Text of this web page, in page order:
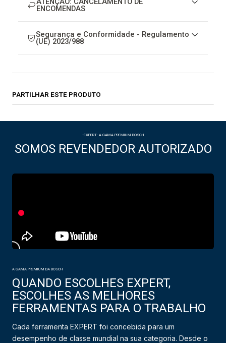
ENCOMENDAS
Segurança e Conformidade - Regulamento
(UE) 2023/988
PARTILHAR ESTE PRODUTO
-EXPERT- A GAMA PREMIUM BOSCH
SOMOS REVENDEDOR AUTORIZADO
A GAMA PREMIUM DA BOSCH
QUANDO ESCOLHES EXPERT,
ESCOLHES AS MELHORES
FERRAMENTAS PARA O TRABALHO
Cada ferramenta EXPERT foi concebida para um
desempenho de classe mundial na sua categoria. Desde o